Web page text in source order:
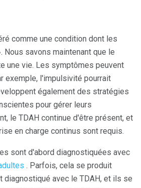
comme une condition dont les
Nous savons maintenant que le
une vie. Les symptômes peuvent
exemple, l'impulsivité pourrait
également des stratégies
pour gérer leurs
le TDAH continue d'être présent, et
en charge continus sont requis.
sont d'abord diagnostiquées avec
. Parfois, cela se produit
diagnostiqué avec le TDAH, et ils se